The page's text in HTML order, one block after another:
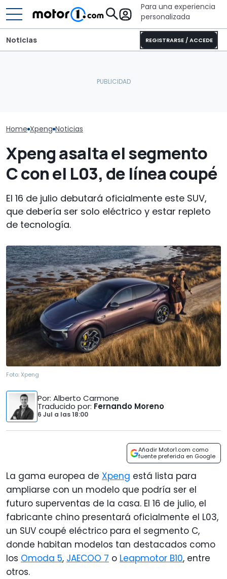
Para una experiencia
personalizada
REGISTRARSE / ACCEDE
Noticias
Home Xpeng Noticias
Xpeng asalta el segmento
C con el L03, de línea coupé
El 16 de julio debutará oficialmente este SUV,
que debería ser solo eléctrico y estar repleto
de tecnología.
Foto:Xpeng
Por: Alberto Carmone
Traducido por: Fernando Moreno
6 Jul a las18:00
Añadir Motor1.com como
fuente preferida en Google
La gama europea de Xpeng está lista para
ampliarse con un modelo que podría ser el
futuro superventas de la casa. El 16 de julio, el
fabricante chino presentará oficialmente el L03,
un SUV coupé eléctrico para el segmento C,
donde habitan modelos tan destacados como
los Omoda 5, JAECOO 7 o Leapmotor B10, entre
otros.